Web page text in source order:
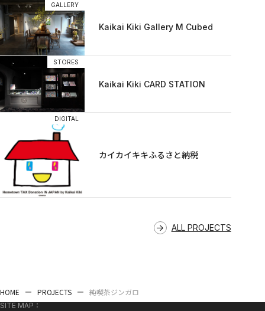
GALLERY
Kaikai Kiki Gallery M Cubed
STORES
Kaikai Kiki CARD STATION
DIGITAL
カイカイキキふるさと納税
ALL PROJECTS
HOME PROJECTS 純喫茶ジンガロ
SITE MAP：